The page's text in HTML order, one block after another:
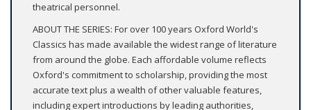
theatrical personnel.
ABOUT THE SERIES: For over 100 years Oxford World's
Classics has made available the widest range of literature
from around the globe. Each affordable volume reflects
Oxford's commitment to scholarship, providing the most
accurate text plus a wealth of other valuable features,
including expert introductions by leading authorities,